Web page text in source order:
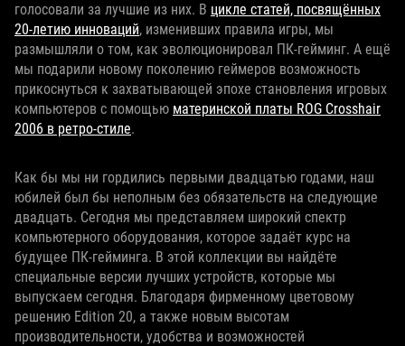
голосовали за лучшие из них. В цикле статей, посвящённых
20‑летию инноваций, изменивших правила игры, мы
размышляли о том, как эволюционировал ПК‑гейминг. А ещё
мы подарили новому поколению геймеров возможность
прикоснуться к захватывающей эпохе становления игровых
компьютеров с помощью материнской платы ROG Crosshair
2006 в ретро‑стиле.
Как бы мы ни гордились первыми двадцатью годами, наш
юбилей был бы неполным без обязательств на следующие
двадцать. Сегодня мы представляем широкий спектр
компьютерного оборудования, которое задаёт курс на
будущее ПК‑гейминга. В этой коллекции вы найдёте
специальные версии лучших устройств, которые мы
выпускаем сегодня. Благодаря фирменному цветовому
решению Edition 20, а также новым высотам
производительности, удобства и возможностей